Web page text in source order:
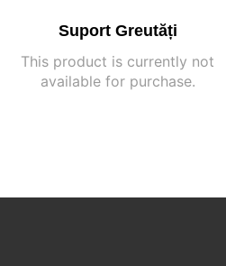
Suport Greutăți
This product is currently not
available for purchase.